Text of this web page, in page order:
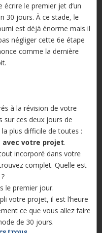
écrire le premier jet d’un
30 jours. À ce stade, le
est déjà énorme mais il
négliger cette 6e étape
comme la dernière
à la révision de votre
sur ces deux jours de
plus difficile de toutes :
avec votre projet.
incorporé dans votre
complet. Quelle est
le premier jour.
votre projet, il est l’heure
ce que vous allez faire
de 30 jours.